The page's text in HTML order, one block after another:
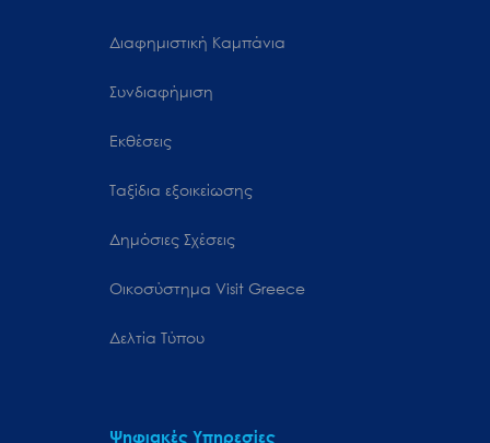
Διαφημιστική Καμπάνια
Συνδιαφήμιση
Εκθέσεις
Ταξίδια εξοικείωσης
Δημόσιες Σχέσεις
Oικοσύστημα Visit Greece
Δελτία Τύπου
Ψηφιακές Υπηρεσίες